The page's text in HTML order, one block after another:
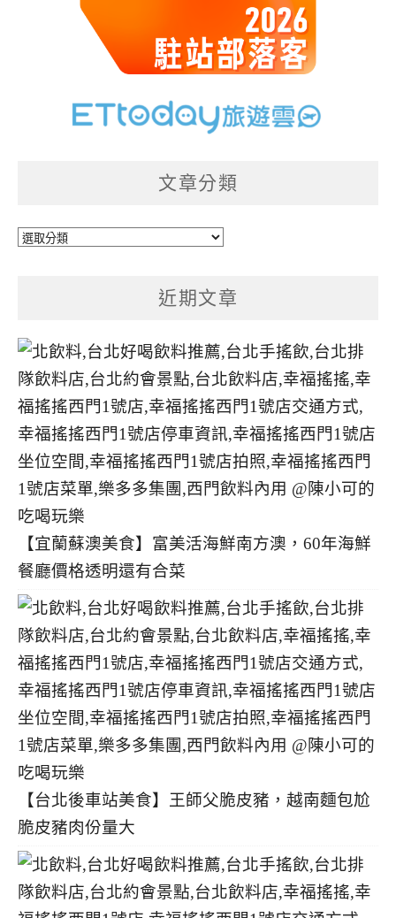
文章分類
文
近期文章
【宜蘭蘇澳美食】富美活海鮮南方澳，60年海鮮
餐廳價格透明還有合菜
【台北後車站美食】王師父脆皮豬，越南麵包尬
脆皮豬肉份量大